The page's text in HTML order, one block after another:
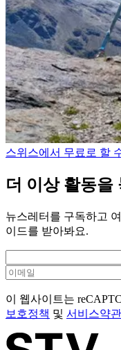
스위스에서 무료로 할
더 이상 활동을
뉴스레터를 구독하고
이드를 받아봐요.
이 웹사이트는
보호정책 및 서비스약관